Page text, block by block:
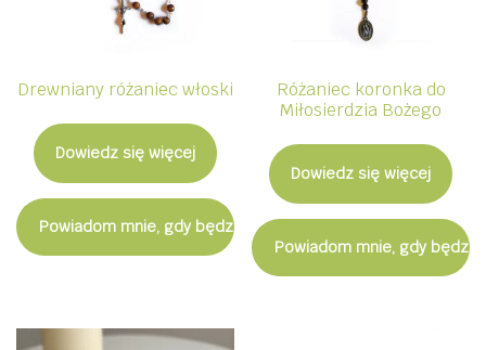
Drewniany różaniec włoski
Dowiedz się więcej
Powiadom mnie, gdy będzie dostępny
Różaniec koronka do
Miłosierdzia Bożego
Dowiedz się więcej
Powiadom mnie, gdy